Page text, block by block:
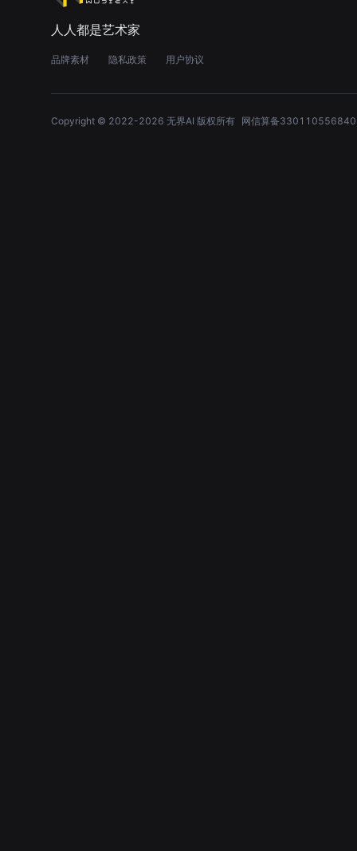
人人都是艺术家
品牌素材 隐私政策 用户协议
Copyright © 2022-2026 无界AI 版权所有 网信算备